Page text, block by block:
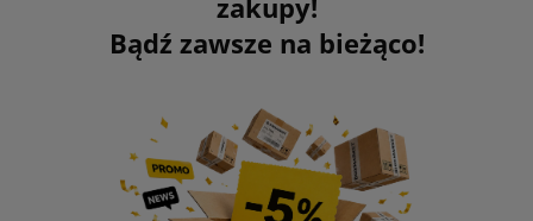
Bądź zawsze na bieżąco!